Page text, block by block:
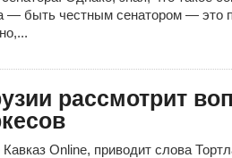
— быть честным сенатором — это
рассмотрит
Online, приводит слова